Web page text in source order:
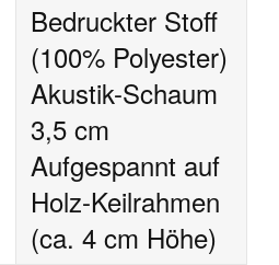
Bedruckter Stoff
(100% Polyester)
Akustik-Schaum
3,5 cm
Aufgespannt auf
Holz-Keilrahmen
(ca. 4 cm Höhe)